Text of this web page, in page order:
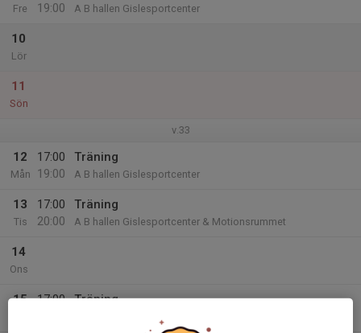
Fre
19:00
A B hallen Gislesportcenter
10
Lör
11
Sön
v.33
12
Mån
17:00
19:00
Träning
A B hallen Gislesportcenter
13
Tis
17:00
20:00
Träning
A B hallen Gislesportcenter & Motionsrummet
14
Ons
15
17:00
Träning